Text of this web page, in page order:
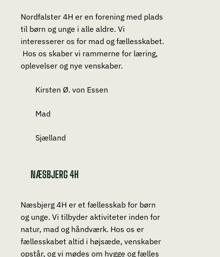
Nordfalster 4H er en forening med plads
til børn og unge i alle aldre. Vi
interesserer os for mad og fællesskabet.
Hos os skaber vi rammerne for læring,
oplevelser og nye venskaber.
Mad
Kirsten Ø. von Essen
Sjælland
NÆSBJERG 4H
Næsbjerg 4H er et fællesskab for børn
og unge. Vi tilbyder aktiviteter inden for
natur, mad og håndværk. Hos os er
fællesskabet altid i højsæde, venskaber
opstår, og vi mødes om hygge og fælles